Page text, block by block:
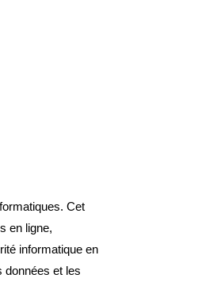
Cet
en ligne,
informatique en
données et les